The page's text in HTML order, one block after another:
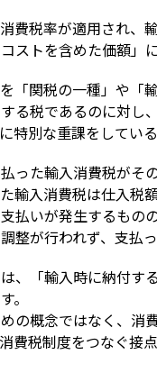
費税率が適用され、
ストを含めた価額」
「関税の一種」や「
る税であるのに対
特別な重課をしてい
った輸入消費税が
輸入消費税は仕入税
払いが発生するも
整が行われず、支払
、「輸入時に納付
。
の概念ではなく、
費税制度をつなぐ接